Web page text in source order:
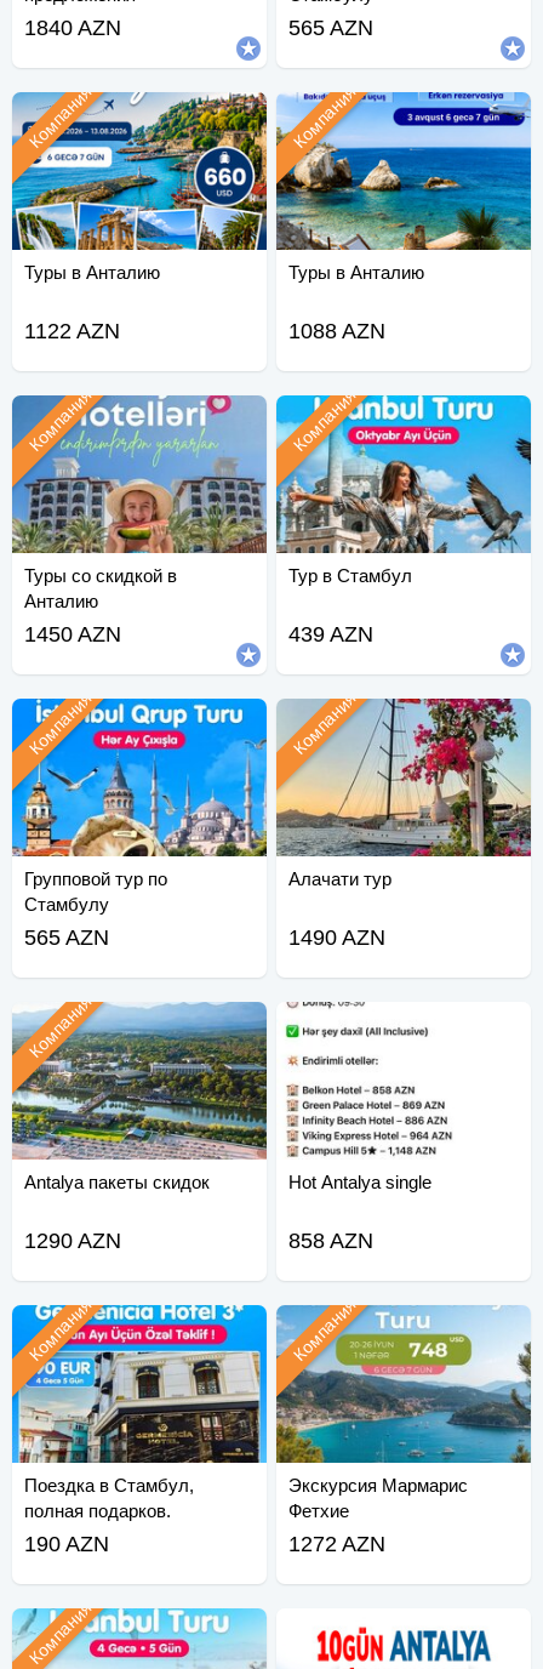
1840 AZN 565 AZN
Туры в Анталию
Компания
1122 AZN
Туры в Анталию
Компания
1088 AZN
Туры со скидкой в
Анталию
Компания
1450 AZN
Тур в Стамбул
Компания
439 AZN
Групповой тур по
Стамбулу
Компания
565 AZN
Алачати тур
Компания
1490 AZN
Antalya пакеты скидок
Компания
1290 AZN
Hot Antalya single
858 AZN
Поездка в Стамбул,
полная подарков.
Компания
190 AZN
Экскурсия Мармарис
Фетхие
Компания
1272 AZN
Компания